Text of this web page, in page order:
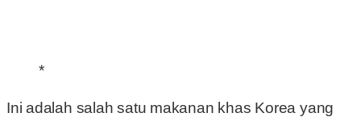
*
Ini adalah salah satu makanan khas Korea yang